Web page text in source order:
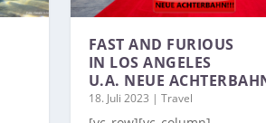
FAST AND FURIOUS
IN LOS ANGELES
U.A. NEUE
18. Juli 2023 | Travel